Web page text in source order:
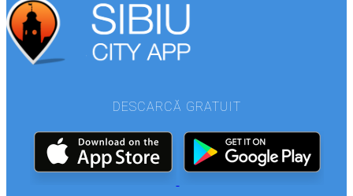
DESCARCĂ GRATUIT